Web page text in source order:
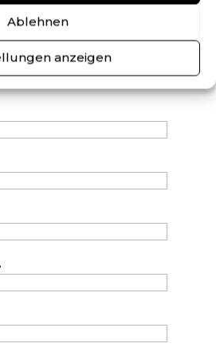
Ablehnen
anzeigen